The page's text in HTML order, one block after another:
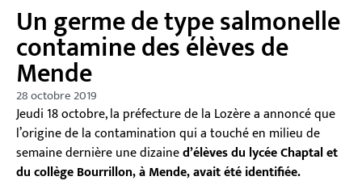
Un germe de type salmonelle
contamine des élèves de
Mende
28 octobre 2019
Jeudi 18 octobre, la préfecture de la Lozère a annoncé que
l’origine de la contamination qui a touché en milieu de
semaine dernière une dizained’élèves du lycée Chaptal et
du collège Bourrillon, à Mende, avait été identifiée.